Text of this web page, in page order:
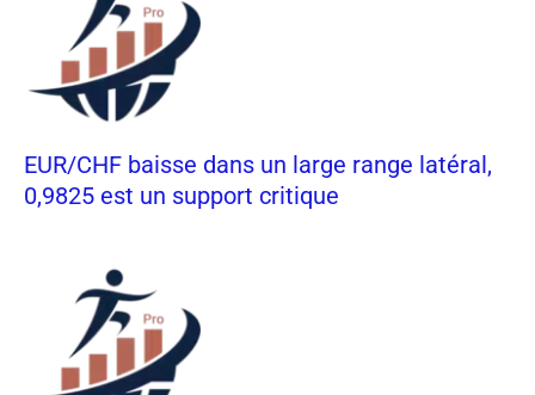
EUR/CHF baisse dans un large range latéral,
0,9825 est un support critique